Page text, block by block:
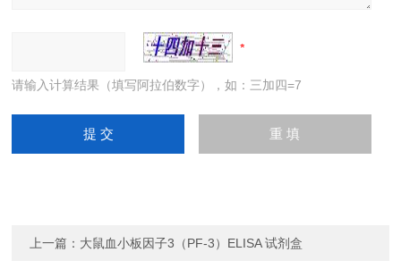
请输入计算结果（填写阿拉伯数字），如：三加四=7
上一篇： 大鼠血小板因子3（PF-3）ELISA 试剂盒